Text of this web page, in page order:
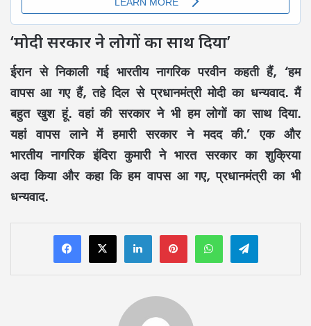
‘मोदी सरकार ने लोगों का साथ दिया’
ईरान से निकाली गई भारतीय नागरिक परवीन कहती हैं, ‘हम
वापस आ गए हैं, तहे दिल से प्रधानमंत्री मोदी का धन्यवाद. मैं
बहुत खुश हूं. वहां की सरकार ने भी हम लोगों का साथ दिया.
यहां वापस लाने में हमारी सरकार ने मदद की.’ एक और
भारतीय नागरिक इंदिरा कुमारी ने भारत सरकार का शुक्रिया
अदा किया और कहा कि हम वापस आ गए, प्रधानमंत्री का भी
धन्यवाद.
LinkedInPinterestWhatsAppTelegram